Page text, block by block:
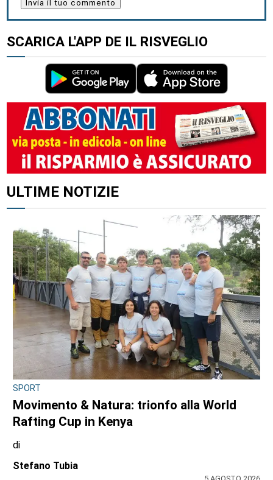
SCARICA L'APP DE IL RISVEGLIO
ULTIME NOTIZIE
SPORT
Movimento & Natura: trionfo alla World
Rafting Cup in Kenya
di
Stefano Tubia